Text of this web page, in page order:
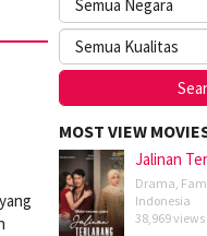
MOST VIEW
Jalinan
Drama,
Indonesia
38,969 views